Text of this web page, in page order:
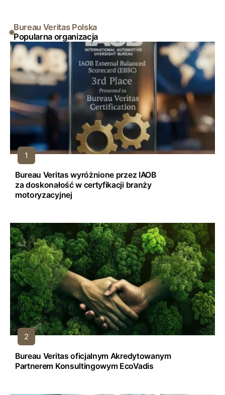
Popularna organizacja
Bureau Veritas Polska
Bureau Veritas wyróżnione przez IAOB
za doskonałość w certyfikacji branży
motoryzacyjnej
Bureau Veritas oficjalnym Akredytowanym
Partnerem Konsultingowym EcoVadis